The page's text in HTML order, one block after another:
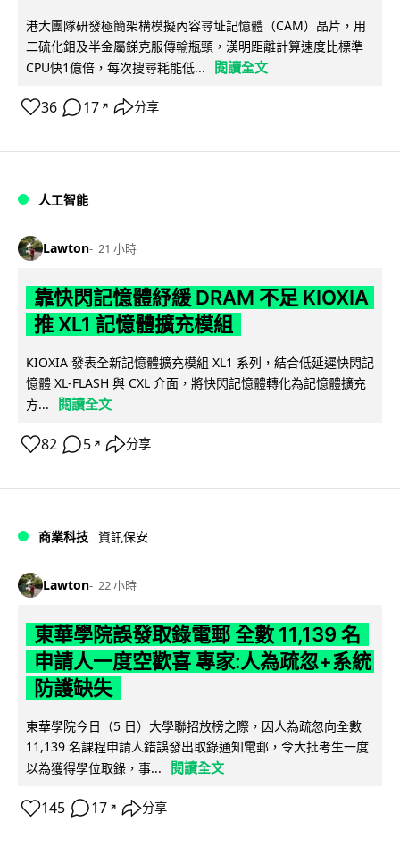
港大團隊研發極簡架構模擬內容尋址記憶體（CAM）晶片，用
二硫化鉬及半金屬銻克服傳輸瓶頸，漢明距離計算速度比標準
CPU快1億倍，每次搜尋耗能低...
閱讀全文
36 17 ↗ 分享
人工智能
Lawton 21 小時
靠快閃記憶體紓緩 DRAM 不足 KIOXIA
推 XL1 記憶體擴充模組
KIOXIA 發表全新記憶體擴充模組 XL1 系列，結合低延遲快閃記
憶體 XL-FLASH 與 CXL 介面，將快閃記憶體轉化為記憶體擴充
方...
閱讀全文
82 5 ↗ 分享
商業科技 資訊保安
Lawton 22 小時
東華學院誤發取錄電郵 全數 11,139 名
申請人一度空歡喜 專家:人為疏忽+系統
防護缺失
東華學院今日（5 日）大學聯招放榜之際，因人為疏忽向全數
11,139 名課程申請人錯誤發出取錄通知電郵，令大批考生一度
以為獲得學位取錄，事...
閱讀全文
145 17 ↗ 分享